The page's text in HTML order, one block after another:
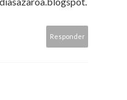
Responder